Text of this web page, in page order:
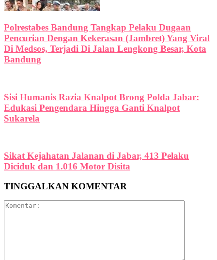
Polrestabes Bandung Tangkap Pelaku Dugaan
Pencurian Dengan Kekerasan (Jambret) Yang Viral
Di Medsos, Terjadi Di Jalan Lengkong Besar, Kota
Bandung
Sisi Humanis Razia Knalpot Brong Polda Jabar:
Edukasi Pengendara Hingga Ganti Knalpot
Sukarela
Sikat Kejahatan Jalanan di Jabar, 413 Pelaku
Diciduk dan 1.016 Motor Disita
TINGGALKAN KOMENTAR